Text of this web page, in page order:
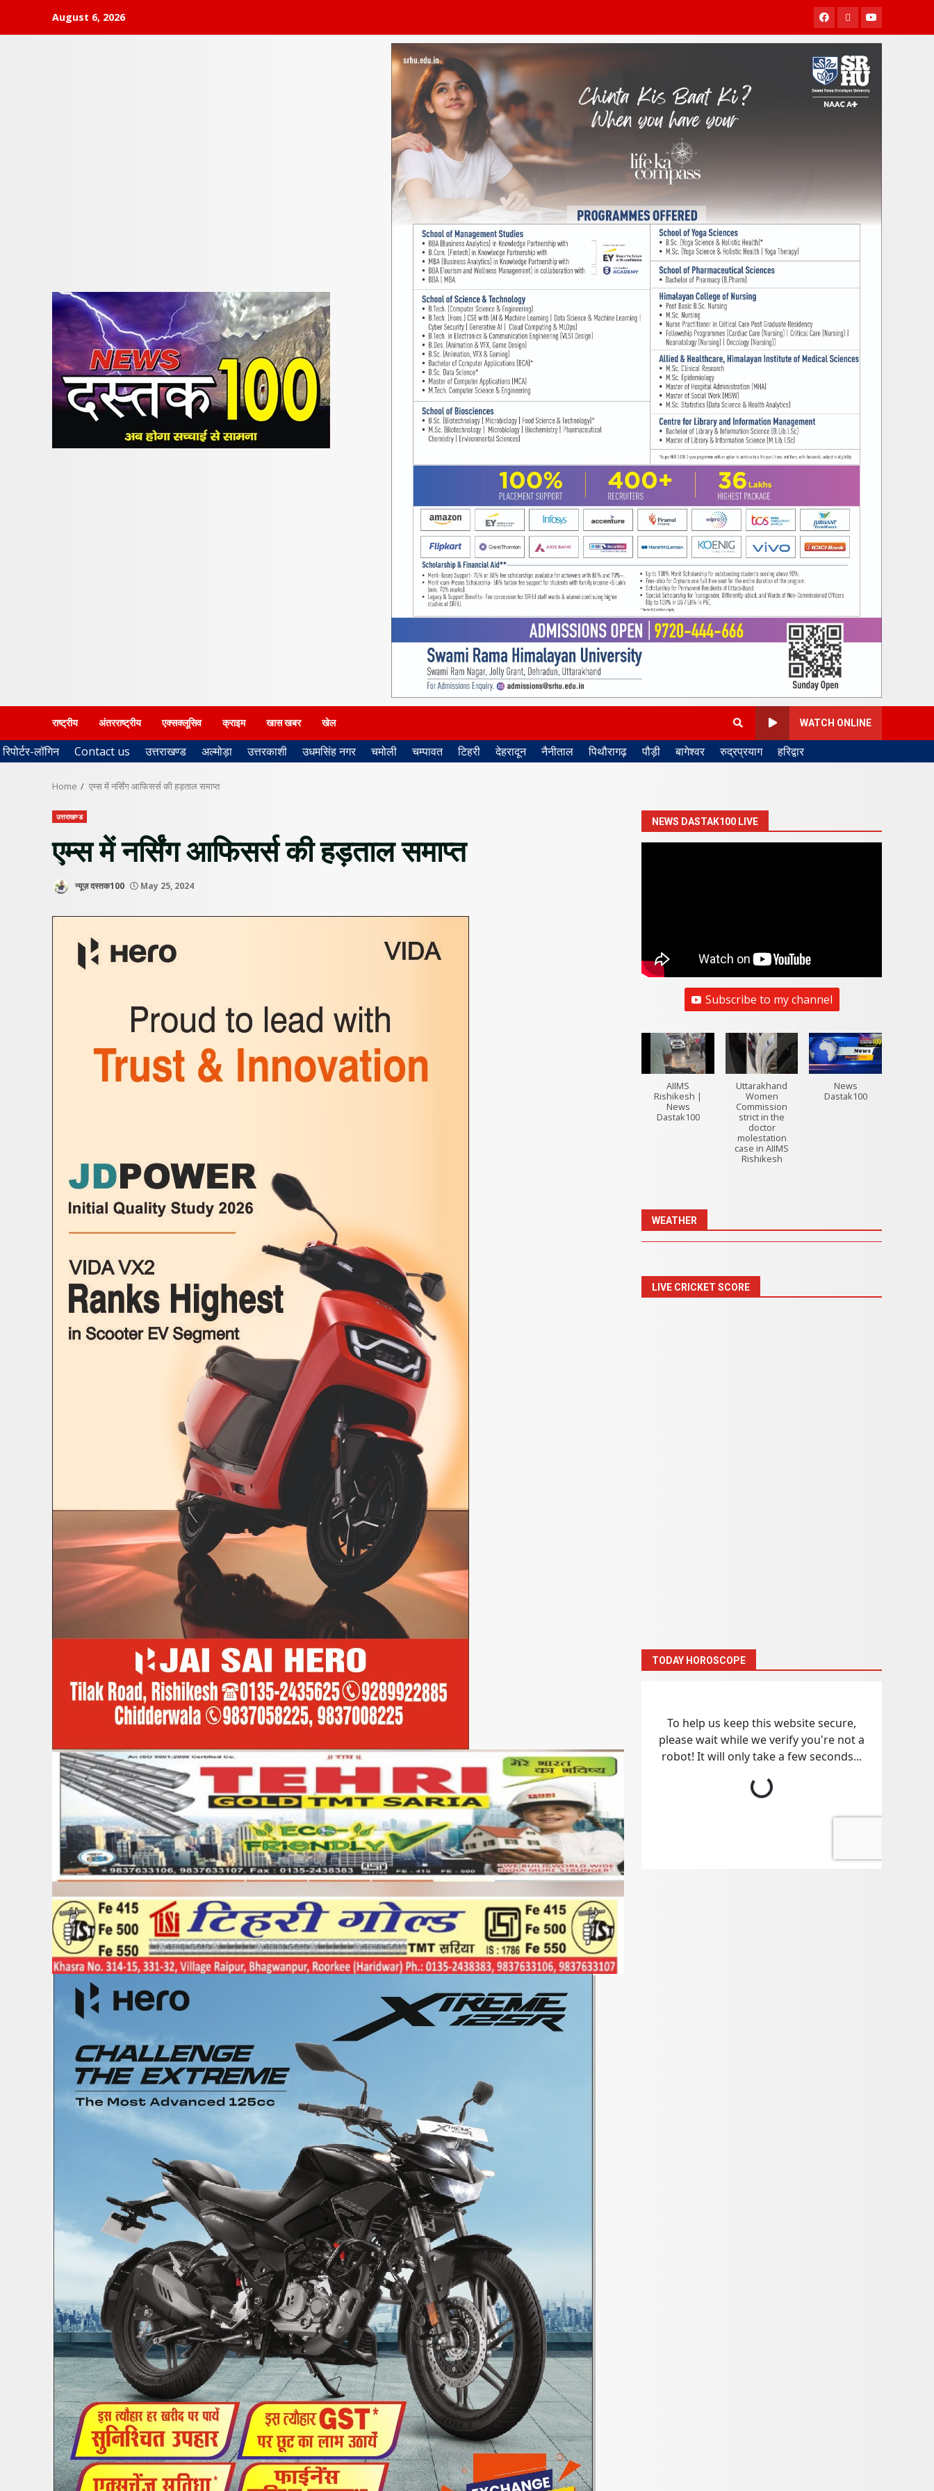
August 6, 2026 Facebook
TwitterYoutube
राष्ट्रीय अंतरराष्ट्रीय एक्सक्लूसिव क्राइम खास खबर खेल WATCH ONLINE
रिपोर्टर-लॉगिन Contact us उत्तराखण्ड अल्मोड़ा उत्तरकाशी उधमसिंह नगर चमोली चम्पावत टिहरी देहरादून नैनीताल पिथौरागढ़ पौड़ी बागेश्वर रुद्रप्रयाग हरिद्वार
Home एम्स में नर्सिंग आफिसर्स की हड़ताल समाप्त
उत्तराखण्ड
एम्स में नर्सिंग आफिसर्स की हड़ताल समाप्त
न्यूज़ दस्तक100 May 25, 2024
NEWS DASTAK100 LIVE
Subscribe to my channel
AIIMS
Rishikesh |
News
Dastak100
Uttarakhand
Women
Commission
strict in the
doctor
molestation
case in AIIMS
Rishikesh
News
Dastak100
WEATHER
LIVE CRICKET SCORE
TODAY HOROSCOPE